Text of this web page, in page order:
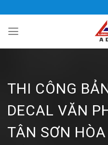
qua
nội
THI CÔNG
DECAL VĂN
TÂN SƠN